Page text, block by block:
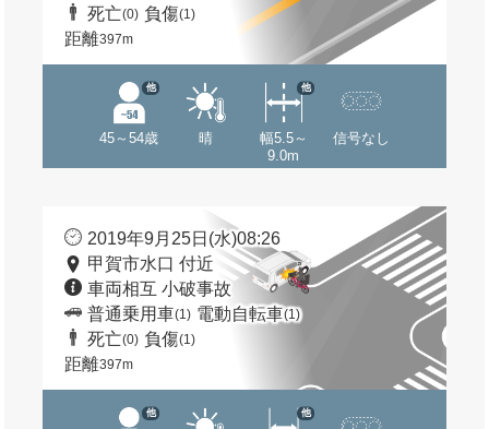
死亡(0) 負傷(1)
距離397m
45～54歳
他
晴
幅5.5～
9.0m
他
信号なし
2019年9月25日(水)08:26
甲賀市水口 付近
車両相互 小破事故
普通乗用車(1) 電動自転車(1)
死亡(0) 負傷(1)
距離397m
他 他